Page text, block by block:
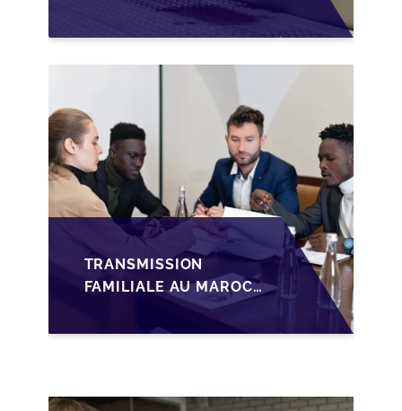
PRÉPARATIONS CLÉS
POUR LES
TRANSMISSION
FAMILIALE AU MAROC :
ANTICIPER LA
GOUVERNANCE POUR